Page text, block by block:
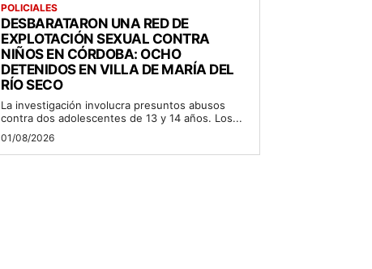
POLICIALES
DESBARATARON UNA RED DE
EXPLOTACIÓN SEXUAL CONTRA
NIÑOS EN CÓRDOBA: OCHO
DETENIDOS EN VILLA DE MARÍA DEL
RÍO SECO
La investigación involucra presuntos abusos
contra dos adolescentes de 13 y 14 años. Los...
01/08/2026